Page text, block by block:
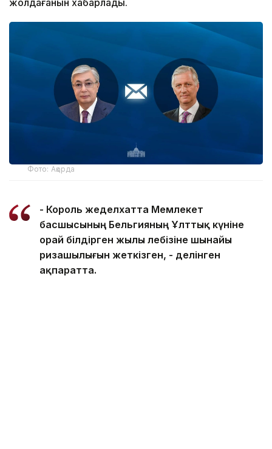
жолдағанын хабарлады.
Фото: Ақорда
- Король жеделхатта Мемлекет
басшысының Бельгияның Ұлттық күніне
орай білдірген жылы лебізіне шынайы
ризашылығын жеткізген, - делінген
ақпаратта.